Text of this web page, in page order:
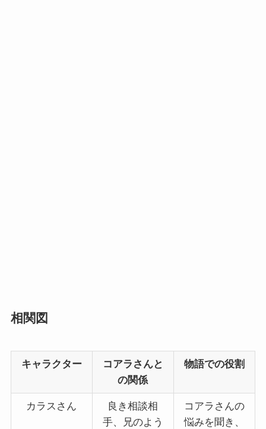
相関図
キャラクター
コアラさんと
の関係
物語での役割
カラスさん
良き相談相
手、兄のよう
コアラさんの
悩みを聞き、